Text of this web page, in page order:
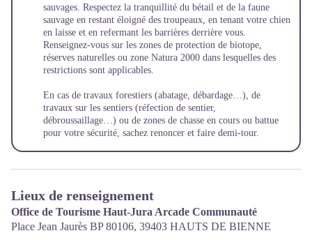
sauvages. Respectez la tranquillité du bétail et de la faune
sauvage en restant éloigné des troupeaux, en tenant votre chien
en laisse et en refermant les barrières derrière vous.
Renseignez-vous sur les zones de protection de biotope,
réserves naturelles ou zone Natura 2000 dans lesquelles des
restrictions sont applicables.
En cas de travaux forestiers (abatage, débardage…), de
travaux sur les sentiers (réfection de sentier,
débroussaillage…) ou de zones de chasse en cours ou battue
pour votre sécurité, sachez renoncer et faire demi-tour.
Lieux de renseignement
Office de Tourisme Haut-Jura Arcade Communauté
Place Jean Jaurès BP 80106, 39403 HAUTS DE BIENNE